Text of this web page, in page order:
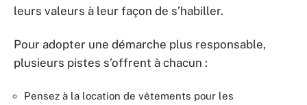
leurs valeurs à leur façon de s’habiller.
Pour adopter une démarche plus responsable,
plusieurs pistes s’offrent à chacun :
Pensez à la location de vêtements pour les